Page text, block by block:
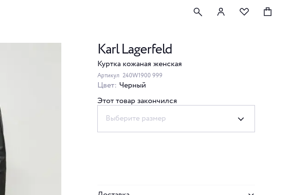
Karl Lagerfeld
Куртка кожаная женская
Артикул 240W1900 999
Цвет: Черный
Этот товар закончился
Выберите размер